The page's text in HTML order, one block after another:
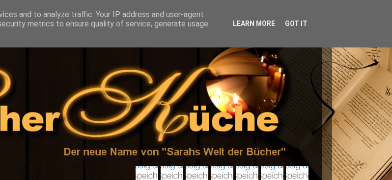
and to analyze traffic. Your IP address and user-agent
metrics to ensure quality of service, generate usage
LEARN MORE GOT IT